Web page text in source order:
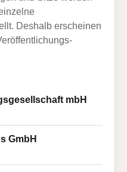
Deshalb erscheinen
mbH
GmbH